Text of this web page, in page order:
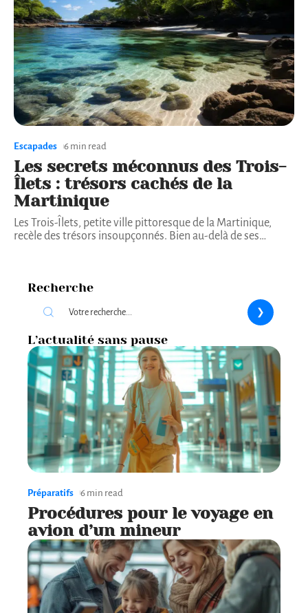
Escapades 6 min read
Les secrets méconnus des Trois-
Îlets : trésors cachés de la
Martinique
Les Trois-Îlets, petite ville pittoresque de la Martinique,
recèle des trésors insoupçonnés. Bien au-delà de ses…
Recherche
L’actualité sans pause
Préparatifs 6 min read
Procédures pour le voyage en
avion d’un mineur